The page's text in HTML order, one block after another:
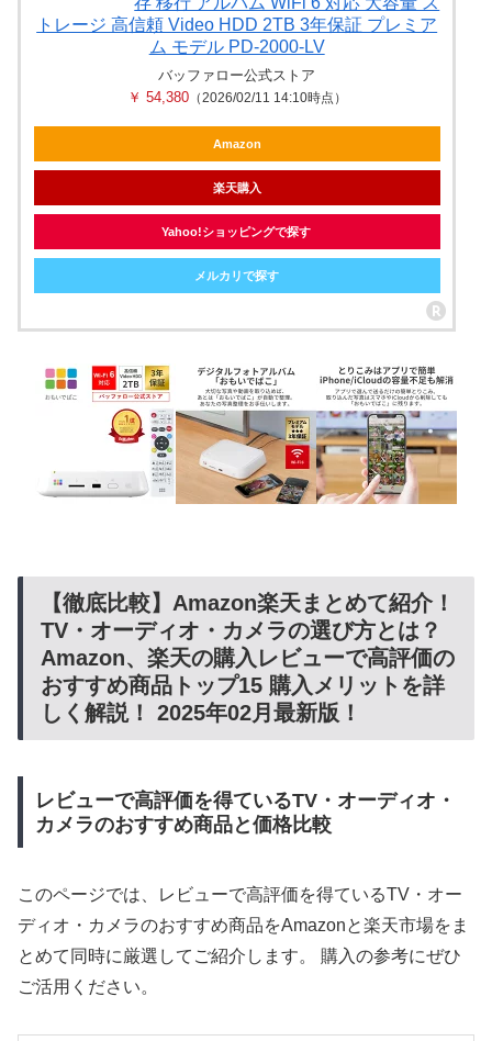
トレージ 高信頼 Video HDD 2TB 3年保証 プレミア
ム モデル PD-2000-LV
バッファロー公式ストア
￥ 54,380（2026/02/11 14:10時点）
Amazon
楽天購入
Yahoo!ショッピングで探す
メルカリで探す
【徹底比較】Amazon楽天まとめて紹介！
TV・オーディオ・カメラの選び方とは？
Amazon、楽天の購入レビューで高評価の
おすすめ商品トップ15 購入メリットを詳
しく解説！ 2025年02月最新版！
レビューで高評価を得ているTV・オーディオ・
カメラのおすすめ商品と価格比較
このページでは、レビューで高評価を得ているTV・オー
ディオ・カメラのおすすめ商品をAmazonと楽天市場をま
とめて同時に厳選してご紹介します。 購入の参考にぜひ
ご活用ください。